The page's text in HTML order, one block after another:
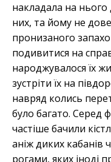
накладала на нього
них, та йому не
пронизаного
подивитися на
народжувалося їх
зустріти їх на
навряд колись
було багато. Серед
частіше бачили
аніж диких
рогами, яких іноді